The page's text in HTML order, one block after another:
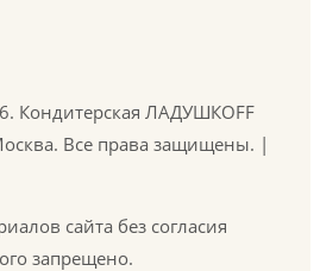
Кондитерская ЛАДУШКOFF
Все права защищены. |
сайта без согласия
запрещено.